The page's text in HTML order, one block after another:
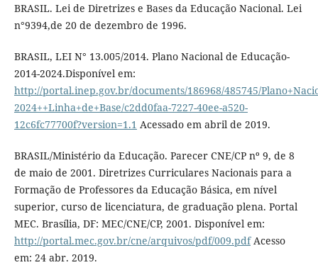
BRASIL. Lei de Diretrizes e Bases da Educação Nacional. Lei
n°9394,de 20 de dezembro de 1996.
BRASIL, LEI N° 13.005/2014. Plano Nacional de Educação-
2014-2024.Disponível em:
http://portal.inep.gov.br/documents/186968/485745/
2024++Linha+de+Base/c2dd0faa-7227-40ee-a520-
12c6fc77700f?version=1.1 Acessado em abril de 2019.
BRASIL/Ministério da Educação. Parecer CNE/CP nº 9, de 8
de maio de 2001. Diretrizes Curriculares Nacionais para a
Formação de Professores da Educação Básica, em nível
superior, curso de licenciatura, de graduação plena. Portal
MEC. Brasília, DF: MEC/CNE/CP, 2001. Disponível em:
http://portal.mec.gov.br/cne/arquivos/pdf/009.pdfAcesso
em: 24 abr. 2019.